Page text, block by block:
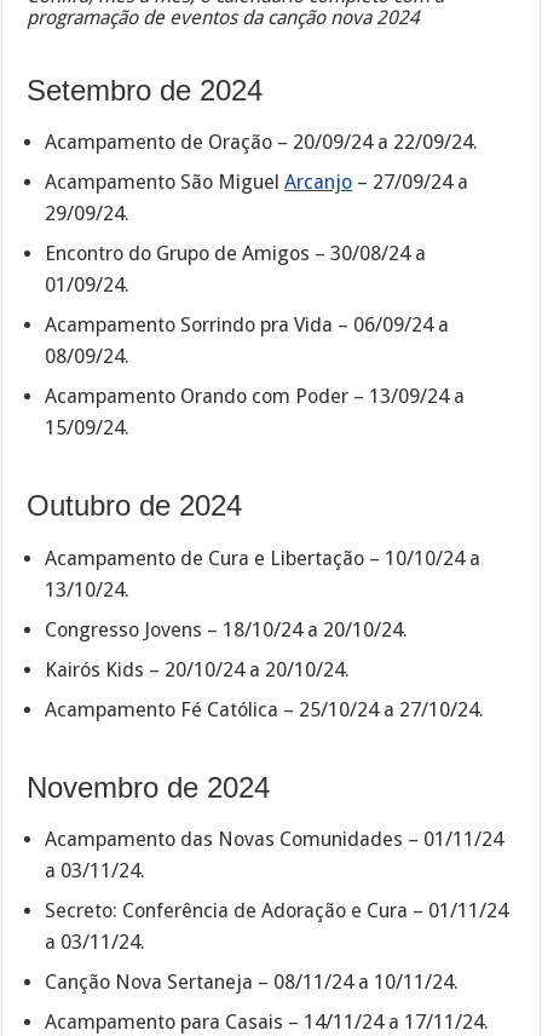
programação de eventos da canção nova 2024
Setembro de 2024
Acampamento de Oração – 20/09/24 a 22/09/24.
Acampamento São MiguelArcanjo – 27/09/24 a
29/09/24.
Encontro do Grupo de Amigos – 30/08/24 a
01/09/24.
Acampamento Sorrindo pra Vida – 06/09/24 a
08/09/24.
Acampamento Orando com Poder – 13/09/24 a
15/09/24.
Outubro de 2024
Acampamento de Cura e Libertação – 10/10/24 a
13/10/24.
Congresso Jovens – 18/10/24 a 20/10/24.
Kairós Kids – 20/10/24 a 20/10/24.
Acampamento Fé Católica – 25/10/24 a 27/10/24.
Novembro de 2024
Acampamento das Novas Comunidades – 01/11/24
a 03/11/24.
Secreto: Conferência de Adoração e Cura – 01/11/24
a 03/11/24.
Canção Nova Sertaneja – 08/11/24 a 10/11/24.
Acampamento para Casais – 14/11/24 a 17/11/24.